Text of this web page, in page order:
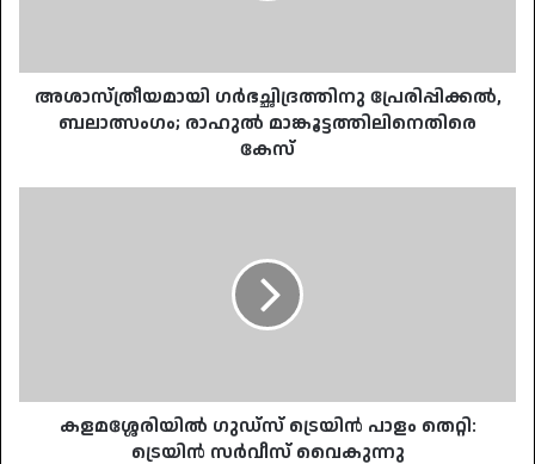
അശാസ്ത്രീയമായി ഗർഭച്ഛിദ്രത്തിനു പ്രേരിപ്പിക്കൽ,
ബലാത്സംഗം; രാഹുൽ മാങ്കൂട്ടത്തിലിനെതിരെ
കേസ്
കളമശ്ശേരിയില്‍ ഗുഡ്‌സ് ട്രെയിന്‍ പാളം തെറ്റി:
ട്രെയിന്‍ സർവീസ് വൈകുന്നു